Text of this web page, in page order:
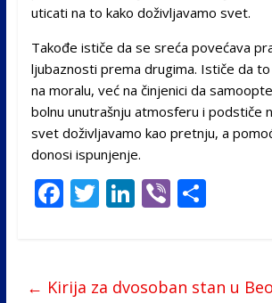
uticati na to kako doživljavamo svet.
Takođe ističe da se sreća povećava
ljubaznosti prema drugima. Ističe da
na moralu, već na činjenici da
bolnu unutrašnju atmosferu i podstiče
svet doživljavamo kao pretnju, a
donosi ispunjenje.
F
ac
b
T
w
er
Li
n
e
Vi
b
S
e
← Kirija za dvosoban stan u